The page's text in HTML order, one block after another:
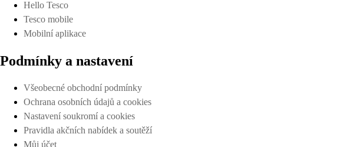
Hello Tesco
Tesco mobile
Mobilní aplikace
Podmínky a nastavení
Všeobecné obchodní podmínky
Ochrana osobních údajů a cookies
Nastavení soukromí a cookies
Pravidla akčních nabídek a soutěží
Můj účet